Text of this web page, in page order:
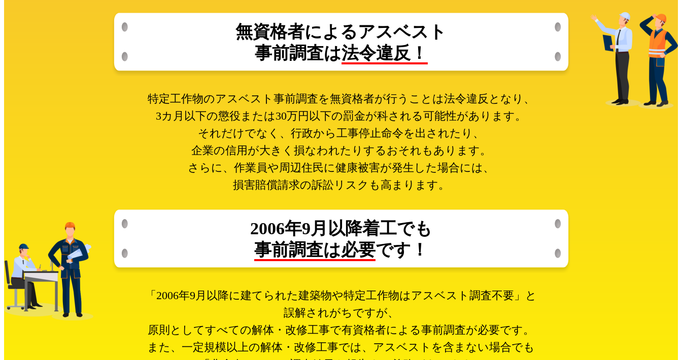
無資格者によるアスベスト
事前調査は法令違反！
特定工作物のアスベスト事前調査を無資格者が行うことは法令違反となり、
3カ月以下の懲役または30万円以下の罰金が科される可能性があります。
それだけでなく、 行政から工事停止命令を出されたり、
企業の信用が大きく損なわれたりする おそれもあります。
さらに、作業員や周辺住民に健康被害が発生した場合には、
損害賠償請求の訴訟リスクも高まります。
2006年9月以降着工でも
事前調査は必要です！
「2006年9月以降に建てられた建築物や特定工作物はアスベスト調査不要」と
誤解されがちですが、
原則としてすべての解体・改修工事で有資格者による事前調査が必要です。
また、一定規模以上の解体・改修工事では、 アスベストを含まない場合でも